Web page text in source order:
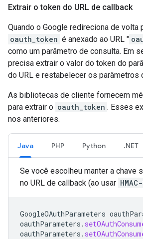
Extrair o token do URL de callback
Quando o Google redireciona de volta
oauth_token é anexado ao URL "
como um parâmetro de consulta. Em
precisa extrair o valor do token do
do URL e restabelecer os parâmetros
As bibliotecas de cliente fornecem
para extrair o oauth_token . Esses
nos anteriores.
Java PHP Python .NET
Se você escolheu manter a chave
no URL de callback (ao usar
GoogleOAuthParameters
oauthParameters .
oauthParameters .